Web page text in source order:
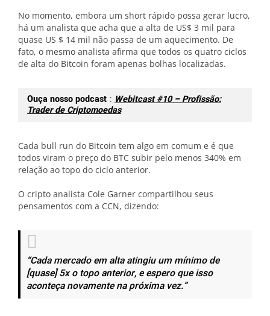
No momento, embora um short rápido possa gerar lucro,
há um analista que acha que a alta de US$ 3 mil para
quase US $ 14 mil não passa de um aquecimento. De
fato, o mesmo analista afirma que todos os quatro ciclos
de alta do Bitcoin foram apenas bolhas localizadas.
Ouça nosso podcast : Webitcast #10 – Profissão:
Trader de Criptomoedas
Cada bull run do Bitcoin tem algo em comum e é que
todos viram o preço do BTC subir pelo menos 340% em
relação ao topo do ciclo anterior.
O cripto analista Cole Garner compartilhou seus
pensamentos com a CCN, dizendo:
“Cada mercado em alta atingiu um mínimo de
[quase] 5x o topo anterior, e espero que isso
aconteça novamente na próxima vez.”